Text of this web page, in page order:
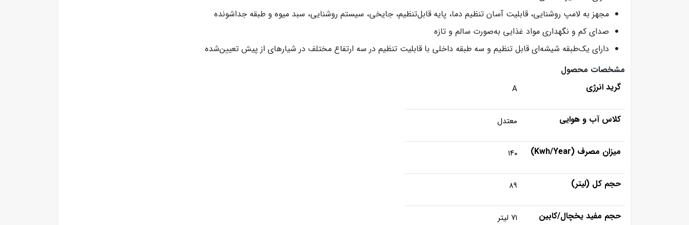
مجهز به لامپ روشنایی، قابلیت آسان تنظیم دما، پایه‌ قابل‌تنظیم، جایخی، سیستم روشنایی، سبد میوه و طبقه جداشونده
صدای کم و نگهداری مواد غذایی به‌صورت سالم و تازه
دارای یک‌طبقه شیشه‌ای قابل تنظیم و سه طبقه داخلی با قابلیت تنظیم در سه ارتفاع مختلف در شیارهای از پیش تعیین‌شده
مشخصات محصول
گرید انرژی
A
کلاس آب و هوایی معتدل
میزان مصرف (Kwh/Year) ۱۴۰
حجم کل (لیتر) ۸۹
حجم مفید یخچال/کابین ۷۱ لیتر